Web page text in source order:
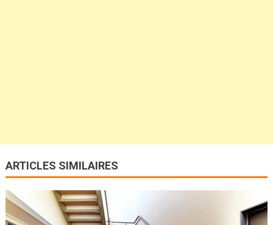
ARTICLES SIMILAIRES